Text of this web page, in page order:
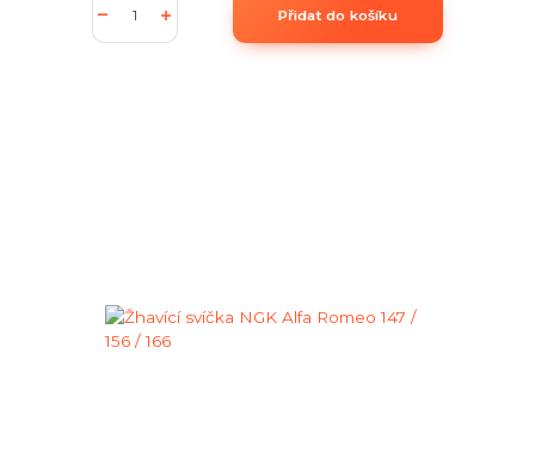
Přidat do košíku